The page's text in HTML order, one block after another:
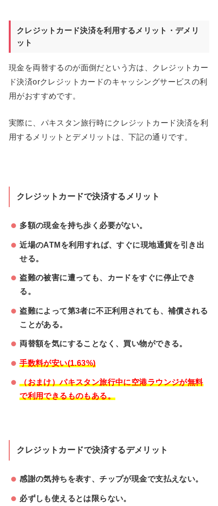
クレジットカード決済を利用するメリット・デメリ
ット
現金を両替するのが面倒だという方は、クレジットカー
ド決済orクレジットカードのキャッシングサービスの利
用がおすすめです。
実際に、パキスタン旅行時にクレジットカード決済を利
用するメリットとデメリットは、下記の通りです。
クレジットカードで決済するメリット
多額の現金を持ち歩く必要がない。
近場のATMを利用すれば、すぐに現地通貨を引き出
せる。
盗難の被害に遭っても、カードをすぐに停止でき
る。
盗難によって第3者に不正利用されても、補償される
ことがある。
両替額を気にすることなく、買い物ができる。
手数料が安い(1.63%)
（おまけ）パキスタン旅行中に空港ラウンジが無料
で利用できるものもある。
クレジットカードで決済するデメリット
感謝の気持ちを表す、チップが現金で支払えない。
必ずしも使えるとは限らない。